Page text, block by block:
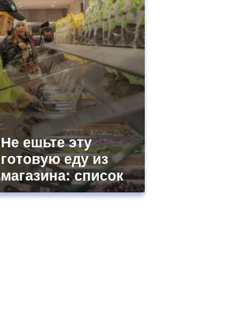
Не ешьте эту
готовую еду из
магазина: список